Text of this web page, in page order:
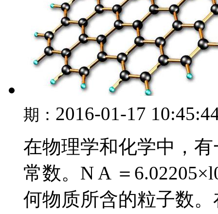
期： 2016-01-17
在物理学和化学中，
常数。N A ＝
何物质所含的粒子数